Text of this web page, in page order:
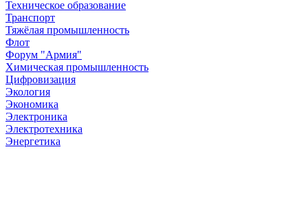
Техническое образование
Транспорт
Тяжёлая промышленность
Флот
Форум "Армия"
Химическая промышленность
Цифровизация
Экология
Экономика
Электроника
Электротехника
Энергетика